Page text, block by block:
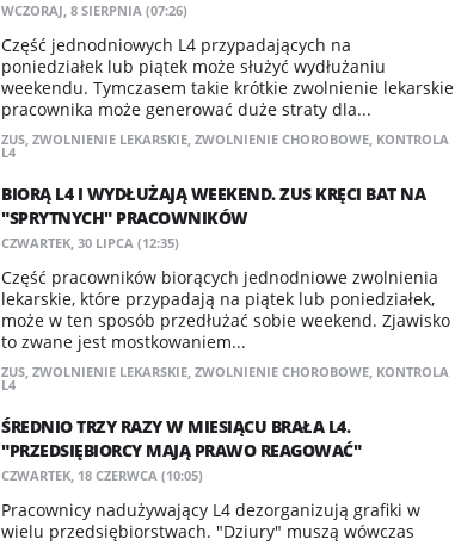
WCZORAJ, 8 SIERPNIA (07:26)
Część jednodniowych L4 przypadających na
poniedziałek lub piątek może służyć wydłużaniu
weekendu. Tymczasem takie krótkie zwolnienie lekarskie
pracownika może generować duże straty dla...
ZUS, ZWOLNIENIE LEKARSKIE, ZWOLNIENIE CHOROBOWE, KONTROLA
L4
BIORĄ L4 I WYDŁUŻAJĄ WEEKEND. ZUS KRĘCI BAT NA
"SPRYTNYCH" PRACOWNIKÓW
CZWARTEK, 30 LIPCA (12:35)
Część pracowników biorących jednodniowe zwolnienia
lekarskie, które przypadają na piątek lub poniedziałek,
może w ten sposób przedłużać sobie weekend. Zjawisko
to zwane jest mostkowaniem...
ZUS, ZWOLNIENIE LEKARSKIE, ZWOLNIENIE CHOROBOWE, KONTROLA
L4
ŚREDNIO TRZY RAZY W MIESIĄCU BRAŁA L4.
"PRZEDSIĘBIORCY MAJĄ PRAWO REAGOWAĆ"
CZWARTEK, 18 CZERWCA (10:05)
Pracownicy nadużywający L4 dezorganizują grafiki w
wielu przedsiębiorstwach. "Dziury" muszą wówczas